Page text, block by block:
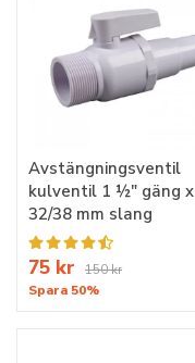
Avstängningsventil
kulventil 1 ½" gäng x
32/38 mm slang
75 kr
150 kr
Spara 50%